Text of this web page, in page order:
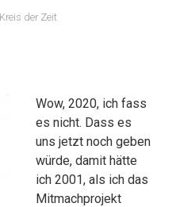
der Zeit
Wow, 2020, ich fass
es nicht. Dass es
uns jetzt noch geben
würde, damit hätte
ich 2001, als ich das
Mitmachprojekt